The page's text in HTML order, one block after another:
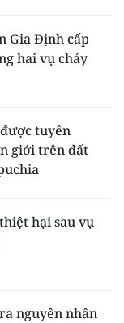
Gia Định cấp
hai vụ cháy
tuyên
giới trên đất
hại sau vụ
nguyên nhân